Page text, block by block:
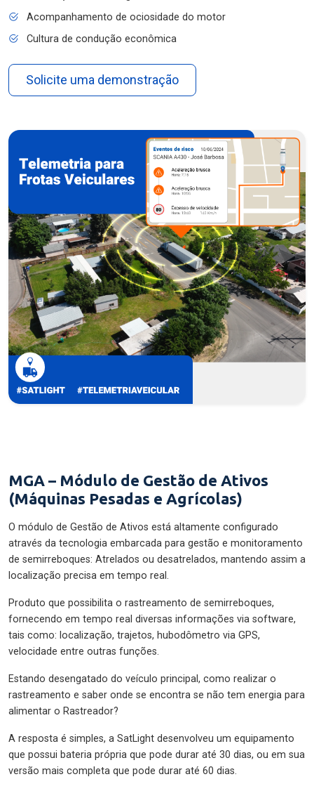
Acompanhamento de ociosidade do motor
Cultura de condução econômica
Solicite uma demonstração
MGA – Módulo de Gestão de Ativos
(Máquinas Pesadas e Agrícolas)
O módulo de Gestão de Ativos está altamente configurado
através da tecnologia embarcada para gestão e monitoramento
de semirreboques: Atrelados ou desatrelados, mantendo assim a
localização precisa em tempo real.
Produto que possibilita o rastreamento de semirreboques,
fornecendo em tempo real diversas informações via software,
tais como: localização, trajetos, hubodômetro via GPS,
velocidade entre outras funções.
Estando desengatado do veículo principal, como realizar o
rastreamento e saber onde se encontra se não tem energia para
alimentar o Rastreador?
A resposta é simples, a SatLight desenvolveu um equipamento
que possui bateria própria que pode durar até 30 dias, ou em sua
versão mais completa que pode durar até 60 dias.